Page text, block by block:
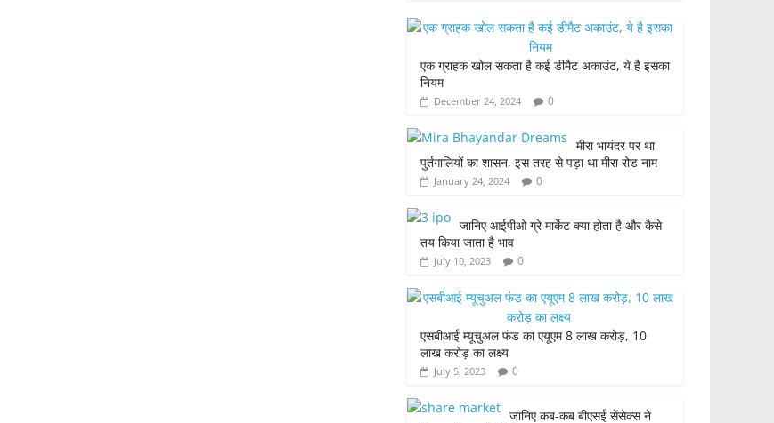
c
b
o
o
k
itt at
s
A
p
p
ar
e
एक ग्राहक खोल सकता है कई डीमैट अकाउंट, ये है इसका
नियम
December 24, 2024 0
मीरा भायंदर पर था
पुर्तगालियों का शासन, इस तरह से पड़ा था मीरा रोड नाम
January 24, 2024 0
जानिए आईपीओ ग्रे मार्केट क्या होता है और कैसे
तय किया जाता है भाव
July 10, 2023 0
एसबीआई म्यूचुअल फंड का एयूएम 8 लाख करोड़, 10
लाख करोड़ का लक्ष्य
July 5, 2023 0
जानिए कब-कब बीएसई सेंसेक्स ने